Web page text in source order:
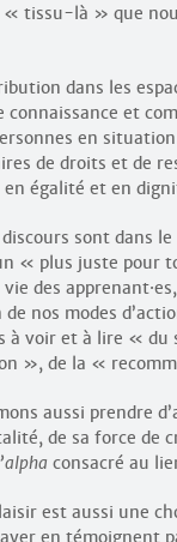
« tissu-là » que
dans les
connaissance et
en
de droits et de
en égalité et en
sont dans
« plus juste
des apprenant·
de nos modes
à voir et à lire «
», de la «
aussi prendre
de sa force de
consacré au
est aussi une
en témoignent